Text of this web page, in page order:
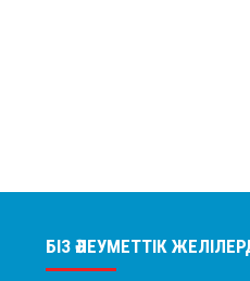
БІЗ ӘЛЕУМЕТТІК